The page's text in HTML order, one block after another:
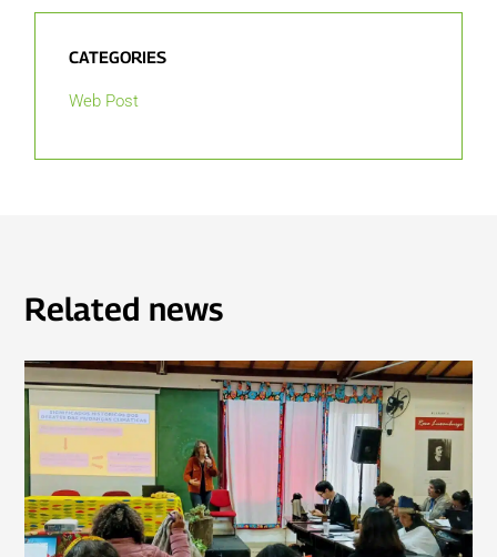
CATEGORIES
Web Post
Related news